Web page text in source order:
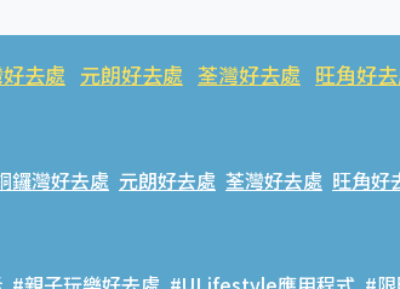
去處 元朗好去處 荃灣好去處 旺角好
鑼灣好去處 元朗好去處 荃灣好去處 旺角好